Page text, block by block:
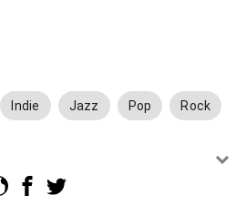
Indie Jazz Pop Rock